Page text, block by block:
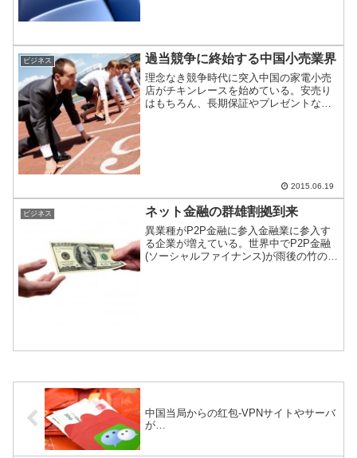
ビジネス 過当競争に終始する中国小売業界
理念なき競争時代に突入中国の家電小売
店がチキンレースを始めている。安売り
はもちろん、長期保証やプレゼントなど
2015.06.19
ビジネス ネット金融の群雄割拠到来
異業種がP2P金融に参入金融業に参入す
る企業が増えている。世界中でP2P金融
(ソーシャルファイナンス)が雨後の竹の子
中国当局からの红包-VPNサイトやサーバ
が…